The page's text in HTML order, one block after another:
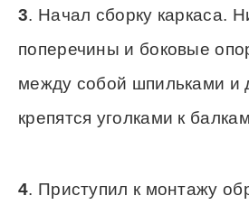
3. Начал сборку каркаса.
поперечины и боковые
между собой шпильками и
крепятся уголками к
4. Приступил к монтажу